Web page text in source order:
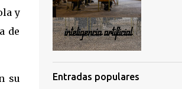
y
de
su
Entradas populares